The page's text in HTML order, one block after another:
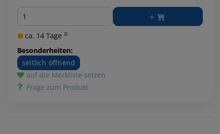
Menge
ca. 14 Tage ²⁾
Besonderheiten:
seitlich öffnend
auf die Merkliste setzen
Frage zum Produkt